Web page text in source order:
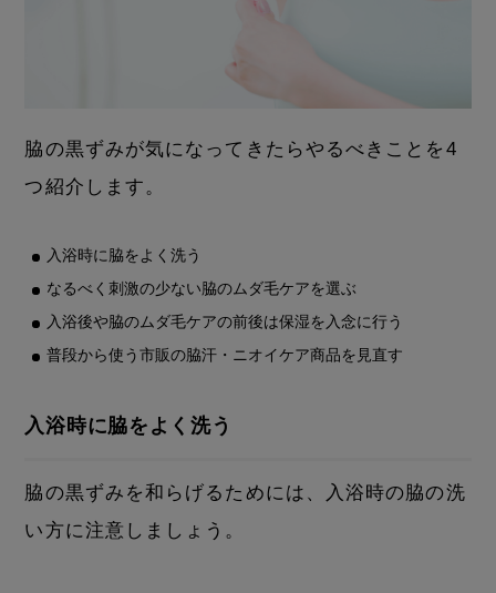
脇の黒ずみが気になってきたらやるべきことを4
つ紹介します。
入浴時に脇をよく洗う
なるべく刺激の少ない脇のムダ毛ケアを選ぶ
入浴後や脇のムダ毛ケアの前後は保湿を入念に行う
普段から使う市販の脇汗・ニオイケア商品を見直す
入浴時に脇をよく洗う
脇の黒ずみを和らげるためには、入浴時の脇の洗
い方に注意しましょう。